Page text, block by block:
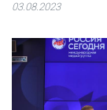
03.08.2023